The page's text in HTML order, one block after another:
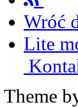
Wróć
Lite
Theme